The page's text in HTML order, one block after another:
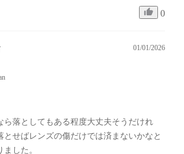
0
01/01/2026
ら落としてもある程度大丈夫そうだけれ
とせばレンズの傷だけでは済まないかなと
した。